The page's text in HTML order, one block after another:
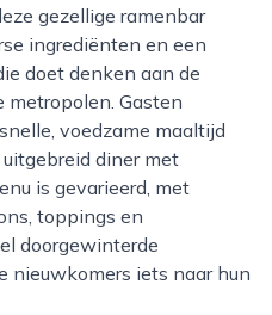
gezellige ramenbar
ingrediënten en een
doet denken aan de
metropolen. Gasten
voedzame maaltijd
diner met
is gevarieerd, met
toppings en
doorgewinterde
nieuwkomers iets naar hun